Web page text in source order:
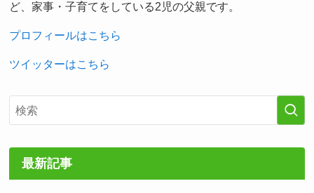
ど、家事・子育てをしている2児の父親です。
プロフィールはこちら
ツイッターはこちら
最新記事